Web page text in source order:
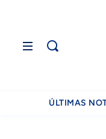
ÚLTIMAS